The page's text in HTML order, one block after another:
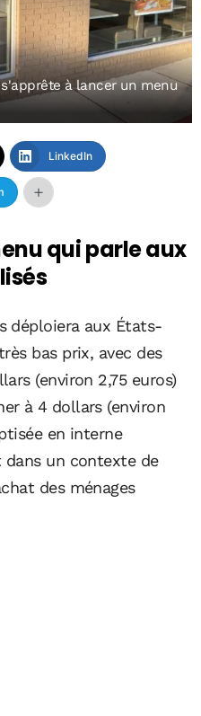
à lancer un menu
LinkedIn
qui parle aux
déploiera aux États-
bas prix, avec des
(environ 2,75 euros)
à 4 dollars (environ
en interne
dans un contexte de
des ménages